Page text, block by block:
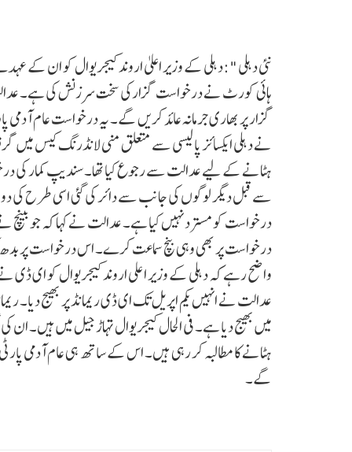
نئی دہلی ":دہلی کے وزیر اعلیٰ اروند کیجریوال کو ان کے
ہائی کورٹ نے درخواست گزارکی سخت سرزنش کی ہے۔
گزار پر بھاری جرمانہ عائد کریں گے۔ یہ درخواست عام
نے دہلی ایکسائز پالیسی سے متعلق منی لانڈرنگ کیس
ہٹانے کے لیے عدالت سے رجوع کیا تھا۔سندیپ کمار کی
سے قبل دیگر لوگوں کی جانب سے دائر کی گئی اسی طرح کی
درخواست کو مسترد نہیں کیا ہے۔ عدالت نے کہا کہ جو
درخواست پر بھی وہی بنچ سماعت کرے۔ اس درخواست پر
میں بھیج دیا ہے۔ فی الحال کیجریوال تہاڑ جیل میں ہیں۔
ہٹانے کا مطالبہ کر رہی ہیں۔ اس کے ساتھ ہی عام آدمی
گے۔